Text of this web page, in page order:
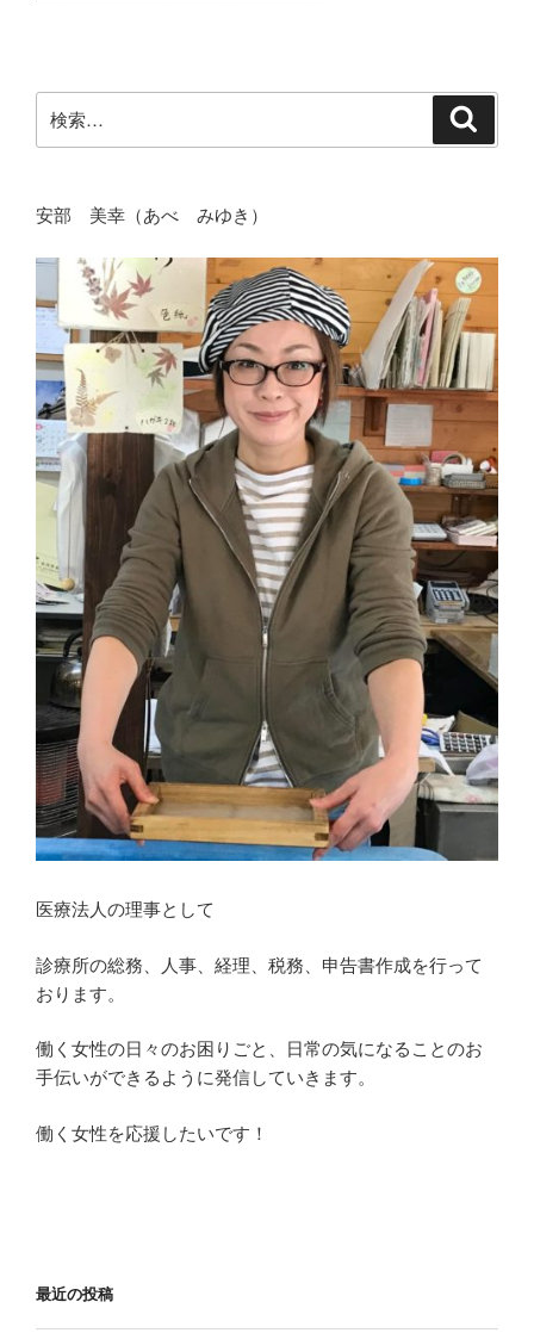
索:
安部 美幸（あべ みゆき）
医療法人の理事として
診療所の総務、人事、経理、税務、申告書作成を行って
おります。
働く女性の日々のお困りごと、日常の気になることのお
手伝いができるように発信していきます。
働く女性を応援したいです！
最近の投稿